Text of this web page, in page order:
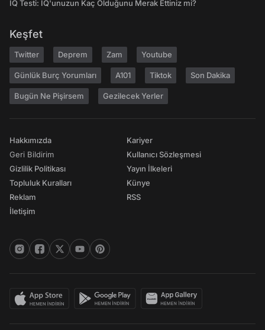
IQ Testi: IQ'unuzun Kaç Olduğunu Merak Ettiniz mi?
Keşfet
Twitter Deprem Zam Youtube
Günlük Burç Yorumları A101 Tiktok Son Dakika
Bugün Ne Pişirsem Gezilecek Yerler
Hakkımızda
Geri Bildirim
Gizlilik Politikası
Topluluk Kuralları
Reklam
İletişim
Kariyer
Kullanıcı Sözleşmesi
Yayın İlkeleri
Künye
RSS